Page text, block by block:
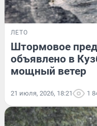
ЛЕТО
Штормовое
объявлено в
мощный ветер
21 июля, 2026, 18:21 1